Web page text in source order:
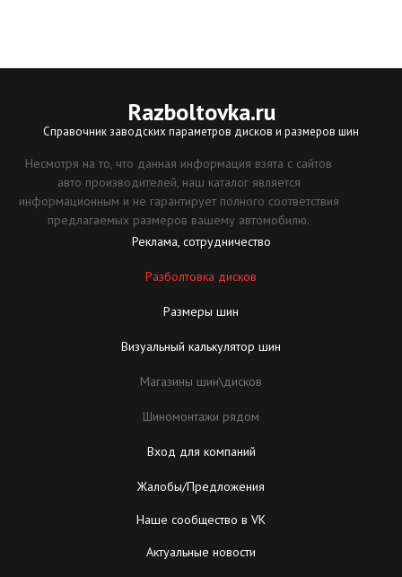
Razboltovka.ru
Справочник заводских параметров дисков и размеров шин
Несмотря на то, что данная информация взята с сайтов
авто производителей, наш каталог является
информационным и не гарантирует полного соответствия
предлагаемых размеров вашему автомобилю.
Реклама, сотрудничество
Разболтовка дисков
Размеры шин
Визуальный калькулятор шин
Магазины шин\дисков
Шиномонтажи рядом
Вход для компаний
Жалобы/Предложения
Наше сообщество в VK
Актуальные новости